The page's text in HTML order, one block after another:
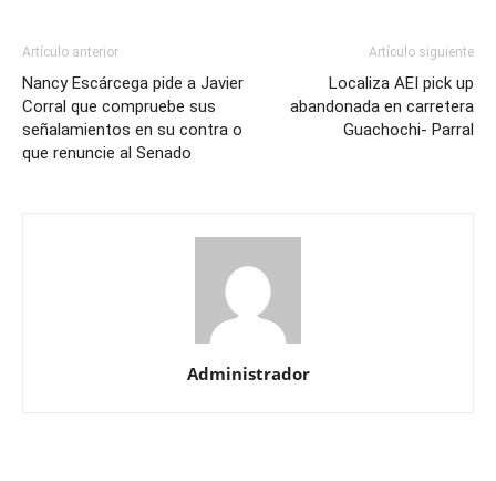
Artículo anterior
Nancy Escárcega pide a Javier
Corral que compruebe sus
señalamientos en su contra o
que renuncie al Senado
Artículo siguiente
Localiza AEI pick up
abandonada en carretera
Guachochi- Parral
Administrador